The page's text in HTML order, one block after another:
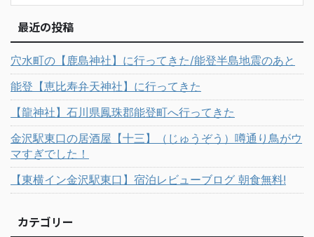
最近の投稿
穴水町の【鹿島神社】に行ってきた/能登半島地震のあと
能登【恵比寿弁天神社】に行ってきた
【龍神社】石川県鳳珠郡能登町へ行ってきた
金沢駅東口の居酒屋【十三】（じゅうぞう）噂通り鳥がウ
マすぎでした！
【東横イン金沢駅東口】宿泊レビューブログ 朝食無料!
カテゴリー